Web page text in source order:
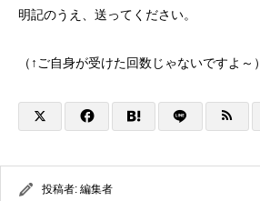
明記のうえ、送ってください。
（↑ご自身が受けた回数じゃないですよ～）
投稿者: 編集者